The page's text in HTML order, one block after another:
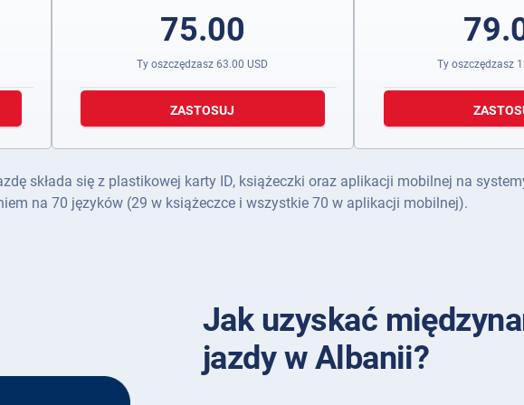
75.00
Ty oszczędzasz63.00 USD
ZASTOSUJ
Ty oszczędzasz
składa się z plastikowej karty ID, książeczki oraz aplikacji mobilnej na
na 70 języków (29 w książeczce i wszystkie 70 w aplikacji mobilnej).
Jak uzyskać
jazdy w Albanii?